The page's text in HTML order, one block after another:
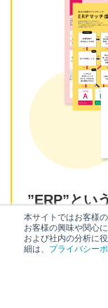
本サイトではお客様
お客様の興味や関心
および社内の分析に
細は、 プライバシー
”ERP”とい
から活用法
いためのポイン